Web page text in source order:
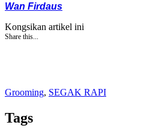
Wan Firdaus
Kongsikan artikel ini
Share this...
Grooming, SEGAK RAPI
Tags